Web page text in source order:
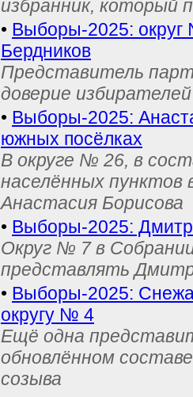
избранник, который
• Выборы-2025: округ
Бердников
Представитель
доверие избирателей
• Выборы-2025:
южных посёлках
В округе № 26, в
населённых пунктов
Анастасия Борисова
• Выборы-2025:
Округ № 7 в
представлять
• Выборы-2025:
округу № 4
Ещё одна
обновлённом
созыва